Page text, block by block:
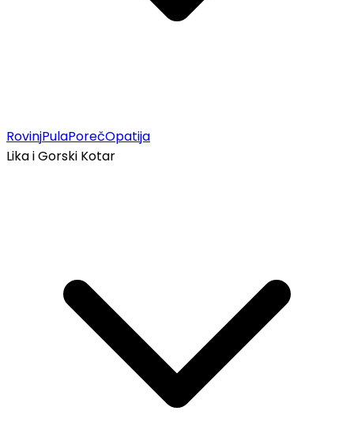
RovinjPulaPorečOpatija
Lika i Gorski Kotar